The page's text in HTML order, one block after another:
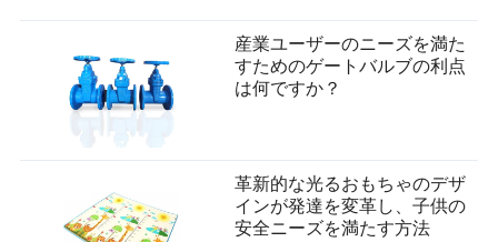
産業ユーザーのニーズを満た
すためのゲートバルブの利点
は何ですか？
革新的な光るおもちゃのデザ
インが発達を変革し、子供の
安全ニーズを満たす方法